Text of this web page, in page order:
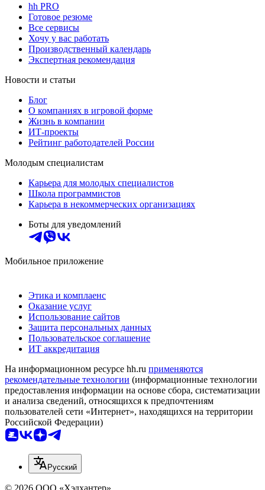
hh PRO
Готовое резюме
Все сервисы
Хочу у вас работать
Производственный календарь
Экспертная рекомендация
Новости и статьи
Блог
О компаниях в игровой форме
Жизнь в компании
ИТ-проекты
Рейтинг работодателей России
Молодым специалистам
Карьера для молодых специалистов
Школа программистов
Карьера в некоммерческих организациях
Боты для уведомлений
Мобильное приложение
Этика и комплаенс
Оказание услуг
Использование сайтов
Защита персональных данных
Пользовательское соглашение
ИТ аккредитация
На информационном ресурсе hh.ru применяются
рекомендательные технологии (информационные технологии
предоставления информации на основе сбора, систематизации
и анализа сведений, относящихся к предпочтениям
пользователей сети «Интернет», находящихся на территории
Российской Федерации)
Русский
© 2026 ООО «Хэдхантер»